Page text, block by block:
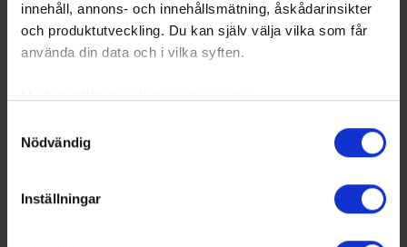
innehåll, annons- och innehållsmätning, åskådarinsikter
och produktutveckling. Du kan själv välja vilka som får
använda din data och i vilka syften.
som kan ha en noggrannhet på upp till flera meter
Ta reda på mer om hur dina personliga uppgifter
Nödvändig
Inställningar